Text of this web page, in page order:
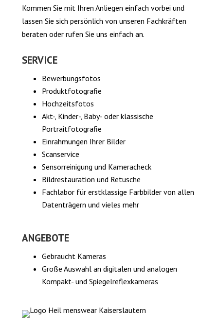
Kommen Sie mit Ihren Anliegen einfach vorbei und
lassen Sie sich persönlich von unseren Fachkräften
beraten oder rufen Sie uns einfach an.
SERVICE
Bewerbungsfotos
Produktfotografie
Hochzeitsfotos
Akt-, Kinder-, Baby- oder klassische
Portraitfotografie
Einrahmungen Ihrer Bilder
Scanservice
Sensorreinigung und Kameracheck
Bildrestauration und Retusche
Fachlabor für erstklassige Farbbilder von allen
Datenträgern und vieles mehr
ANGEBOTE
Gebraucht Kameras
Große Auswahl an digitalen und analogen
Kompakt- und Spiegelreflexkameras